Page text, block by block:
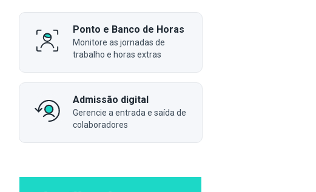
Ponto e Banco de Horas
Monitore as jornadas de
trabalho e horas extras
Admissão digital
Gerencie a entrada e saída de
colaboradores